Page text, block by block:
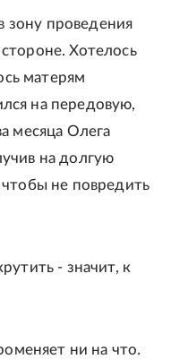
зону проведения
Хотелось
матерям
на передовую,
месяца Олега
на долгую
не повредить
- значит, к
ни на что.